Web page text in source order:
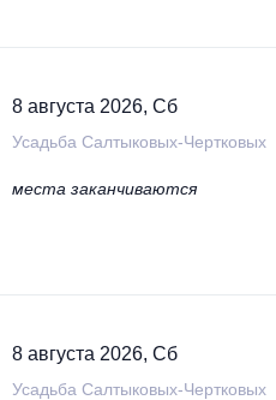
8 августа 2026, Сб
Усадьба Салтыковых-Чертковых
места заканчиваются
8 августа 2026, Сб
Усадьба Салтыковых-Чертковых